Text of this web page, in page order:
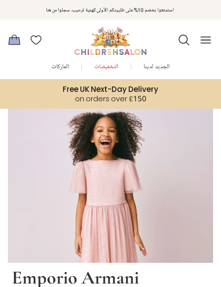
استمتعوا بخصم 10% على طلبيتكم الأولى كهدية ترحيب. سجلوا من هنا
مكافآت تشلدرن صالون | اجمعوا النقاط مع كل عملية شراء لتحصلوا على هدايا حصرية وعروض مصممة خصيصا لتلبي
متطلباتكم
Free UK Next-Day Delivery
on orders over £150
الجديد لدينا التخفيضات الماركات
Emporio Armani